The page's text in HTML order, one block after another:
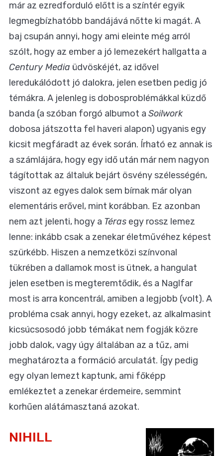
már az ezredforduló előtt is a színtér egyik
legmegbízhatóbb bandájává nőtte ki magát. A
baj csupán annyi, hogy ami eleinte még arról
szólt, hogy az ember a jó lemezekért hallgatta a
Century Media üdvöskéjét, az idővel
leredukálódott jó dalokra, jelen esetben pedig jó
témákra. A jelenleg is dobosproblémákkal küzdő
banda (a szóban forgó albumot a Soilwork
dobosa játszotta fel haveri alapon) ugyanis egy
kicsit megfáradt az évek során. Írható ez annak is
a számlájára, hogy egy idő után már nem nagyon
tágítottak az általuk bejárt ösvény szélességén,
viszont az egyes dalok sem bírnak már olyan
elementáris erővel, mint korábban. Ez azonban
nem azt jelenti, hogy a Téras egy rossz lemez
lenne: inkább csak a zenekar életművéhez képest
szürkébb. Hiszen a nemzetközi színvonal
tükrében a dallamok most is ütnek, a hangulat
jelen esetben is megteremtődik, és a Naglfar
most is arra koncentrál, amiben a legjobb (volt). A
probléma csak annyi, hogy ezeket, az alkalmasint
kicsúcsosodó jobb témákat nem fogják közre
jobb dalok, vagy úgy általában az a tűz, ami
meghatározta a formáció arculatát. Így pedig
egy olyan lemezt kaptunk, ami főképp
emlékeztet a zenekar érdemeire, semmint
korhűen alátámasztaná azokat.
NIHILL